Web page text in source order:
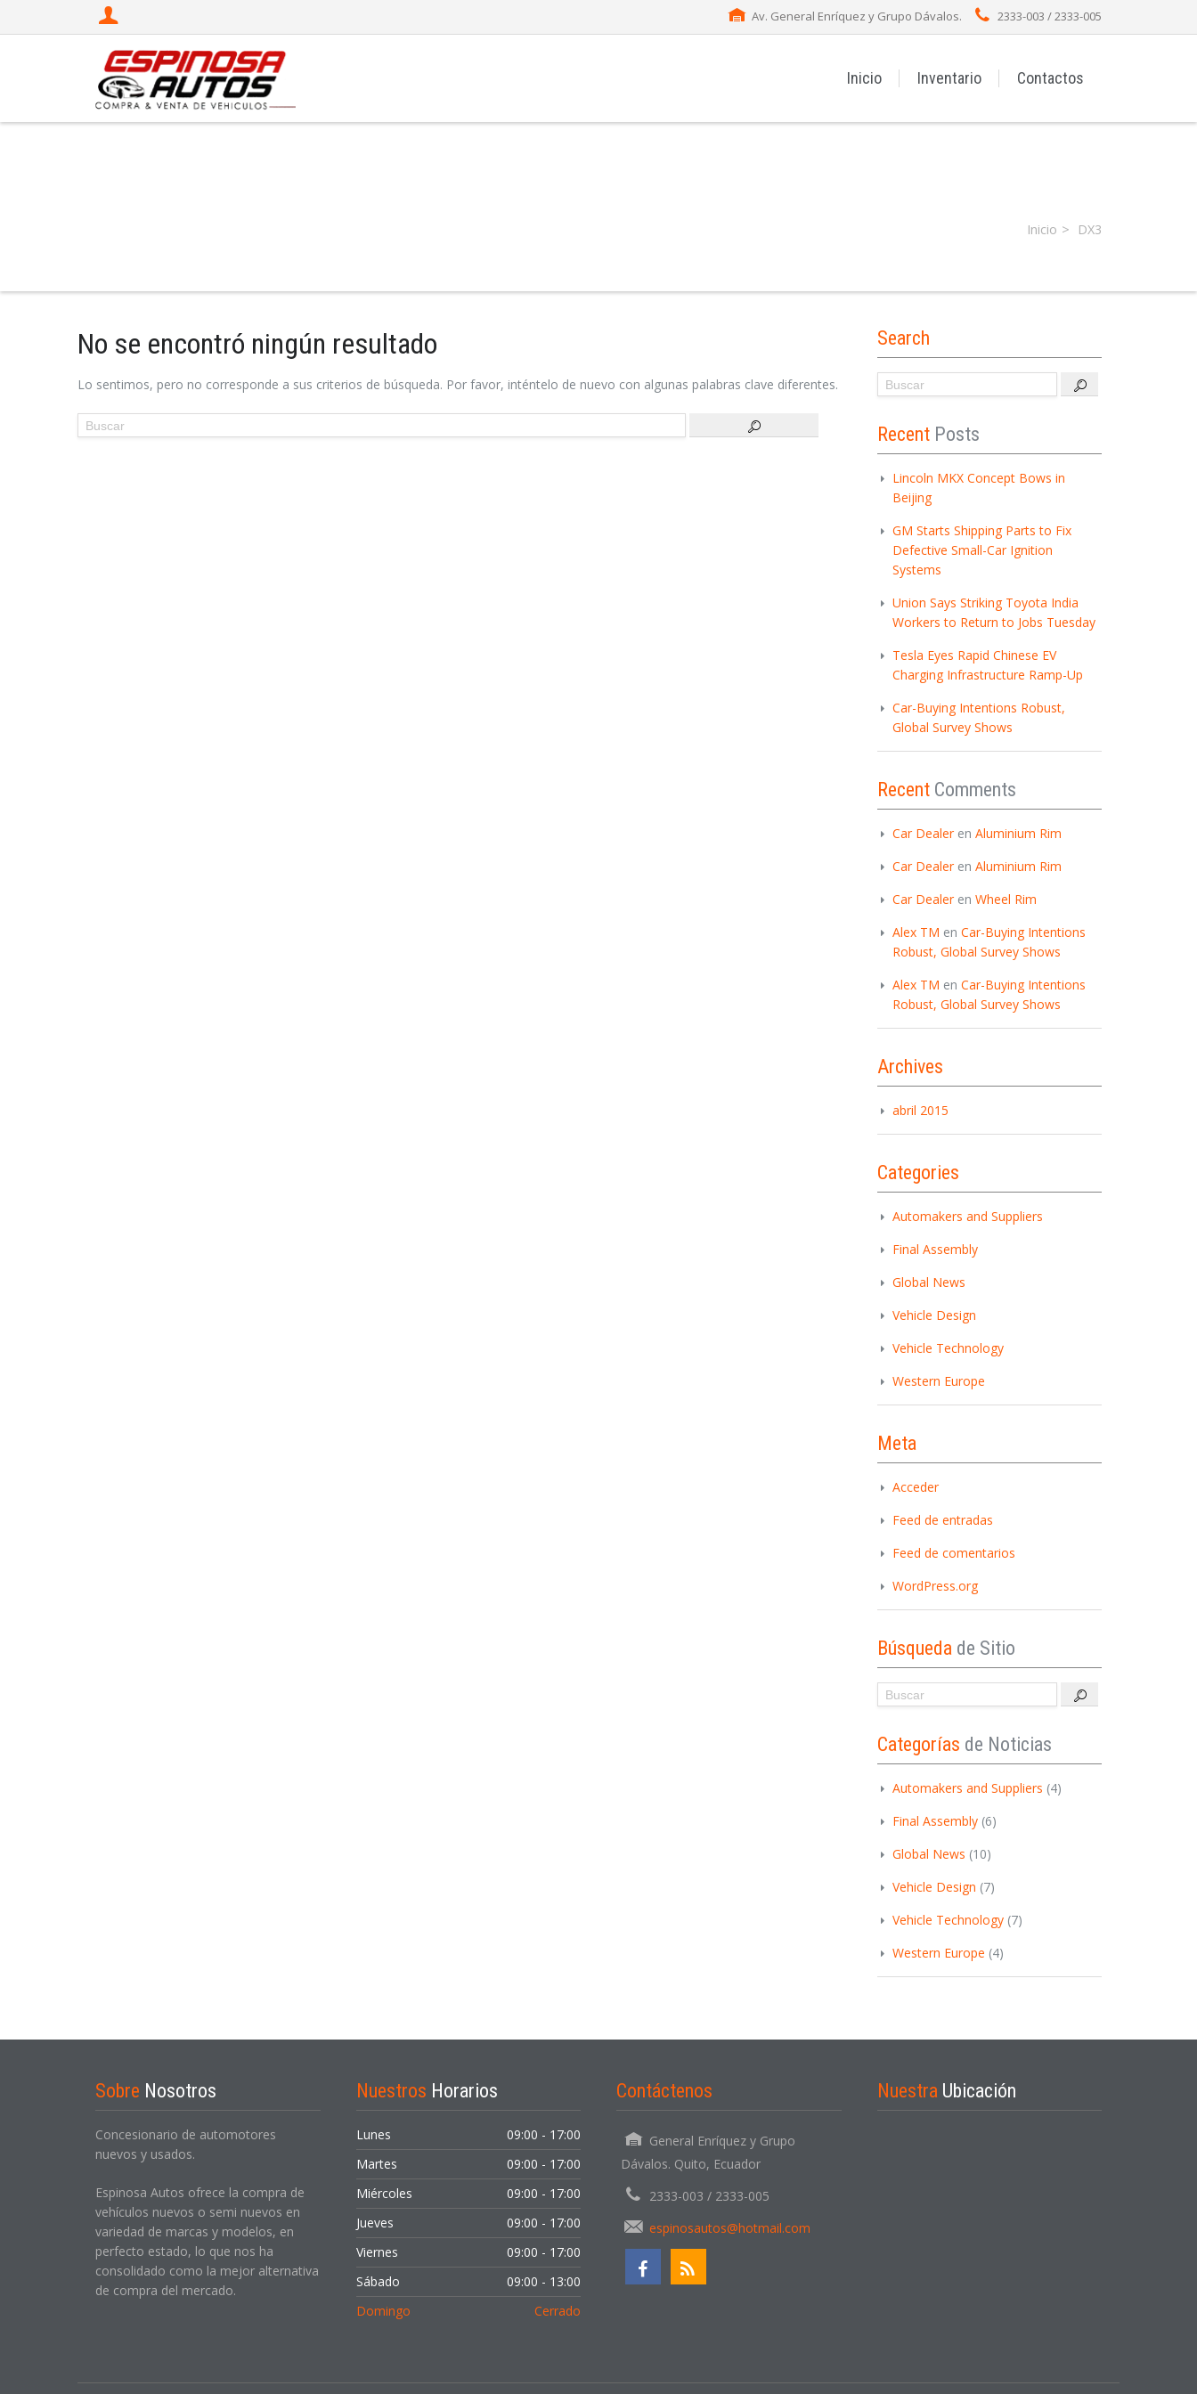
Av. General Enríquez y Grupo Dávalos. 2333-003 / 2333-005
Inicio Inventario Contactos
Inicio DX3
No se encontró ningún resultado
Lo sentimos, pero no corresponde a sus criterios de búsqueda. Por favor, inténtelo de nuevo con algunas palabras clave diferentes.
Search
Recent Posts
Lincoln MKX Concept Bows in
Beijing
GM Starts Shipping Parts to Fix
Defective Small-Car Ignition
Systems
Union Says Striking Toyota India
Workers to Return to Jobs Tuesday
Tesla Eyes Rapid Chinese EV
Charging Infrastructure Ramp-Up
Car-Buying Intentions Robust,
Global Survey Shows
Recent Comments
Car Dealeren Aluminium Rim
Car Dealeren Aluminium Rim
Car Dealeren Wheel Rim
Alex TM en Car-Buying Intentions
Robust, Global Survey Shows
Alex TM en Car-Buying Intentions
Robust, Global Survey Shows
Archives
abril 2015
Categories
Automakers and Suppliers
Final Assembly
Global News
Vehicle Design
Vehicle Technology
Western Europe
Meta
Acceder
Feed de entradas
Feed de comentarios
WordPress.org
Búsqueda de Sitio
Categorías de Noticias
Automakers and Suppliers (4)
Final Assembly(6)
Global News (10)
Vehicle Design (7)
Vehicle Technology(7)
Western Europe (4)
Sobre Nosotros
Concesionario de automotores
nuevos y usados.
Espinosa Autos ofrece la compra de
vehículos nuevos o semi nuevos en
variedad de marcas y modelos, en
perfecto estado, lo que nos ha
consolidado como la mejor alternativa
de compra del mercado.
Nuestros Horarios
Lunes
09:00 - 17:00
Martes
09:00 - 17:00
Miércoles
09:00 - 17:00
Jueves
09:00 - 17:00
Viernes
09:00 - 17:00
Sábado
09:00 - 13:00
Domingo
Cerrado
Contáctenos
General Enríquez y Grupo
Dávalos. Quito, Ecuador
2333-003 / 2333-005
espinosautos@hotmail.com
Nuestra Ubicación